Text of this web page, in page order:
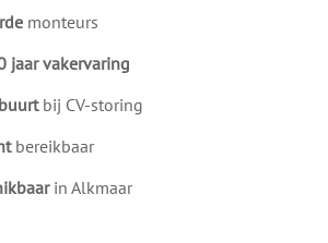
monteurs
jaar vakervaring
bij CV-storing
bereikbaar
in Alkmaar